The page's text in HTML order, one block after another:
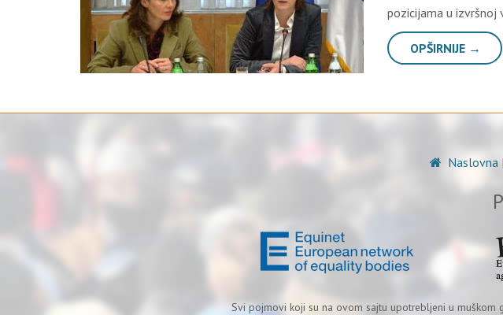
pozicijama u
OPŠIRNIJE →
Naslovna
Svi pojmovi koji su na ovom sajtu upotrebljeni u muškom